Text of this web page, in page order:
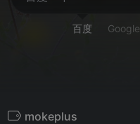
百度 Google
mokeplus